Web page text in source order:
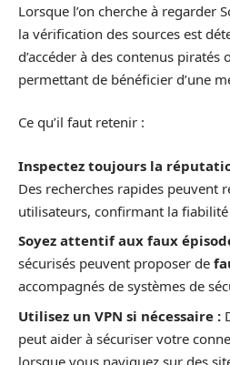
Lorsque l’on cherche à regarder
la vérification des sources est
d’accéder à des contenus
permettant de bénéficier d’une
Ce qu’il faut retenir :
Inspectez toujours la
Des recherches rapides peuvent
utilisateurs, confirmant la fiabilité
Soyez attentif aux faux
sécurisés peuvent proposer de
accompagnés de systèmes de
Utilisez un VPN si nécessaire :
peut aider à sécuriser votre
lorsque vous naviguez sur des